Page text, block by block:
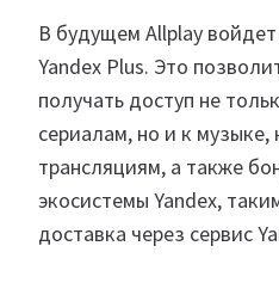
В будущем Allplay
Yandex Plus. Это
получать доступ не
сериалам, но и к музыке,
трансляциям, а также
экосистемы Yandex,
доставка через сервис